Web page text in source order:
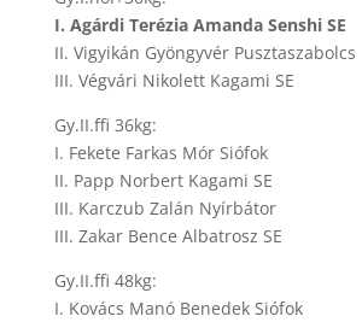
I. Agárdi Terézia Amanda Senshi SE
II. Vigyikán Gyöngyvér Pusztaszabolcs
III. Végvári Nikolett Kagami SE
Gy.II.ffi 36kg:
I. Fekete Farkas Mór Siófok
II. Papp Norbert Kagami SE
III. Karczub Zalán Nyírbátor
III. Zakar Bence Albatrosz SE
Gy.II.ffi 48kg:
I. Kovács Manó Benedek Siófok